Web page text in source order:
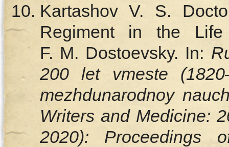
Kartashov V. S.
Regiment in the
F. M. Dostoevsky. In:
200 let vmeste
mezhdunarodnoy
Writers and Medicine:
2020): Proceedings